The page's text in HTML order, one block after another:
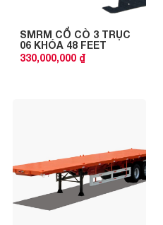
SMRM CỔ CÒ 3 TRỤC
06 KHÓA 48 FEET
330,000,000 ₫